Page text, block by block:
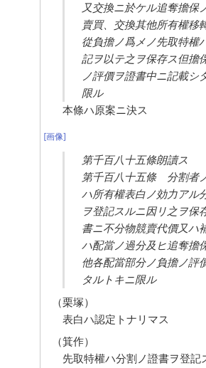
又交換ニ於ケル追奪擔保
賣買、交換其他所有權移
從負擔ノ爲メノ先取特權
記ヲ以テ之ヲ保存ス但擔
ノ評價ヲ證書中ニ記載シ
限ル
本條ハ原案ニ決ス
[画像]
第千百八十五條朗讀ス
第千百八十五條　分割者
ハ所有權表白ノ効力アル
ヲ登記スルニ因リ之ヲ保
書ニ不分物競賣代價又ハ
ハ配當ノ過分及ヒ追奪擔
他各配當部分ノ負擔ノ評
タルトキニ限ル
（栗塚）
表白ハ認定トナリマス
（箕作）
先取特權ハ分割ノ證書ヲ登記